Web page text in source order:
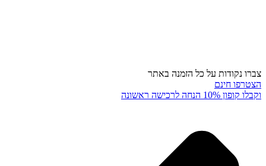
צברו נקודות על כל הזמנה באתר
הצטרפו חינם
וקבלו קופון 10% הנחה לרכישה ראשונה